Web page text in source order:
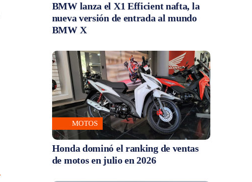
BMW lanza el X1 Efficient nafta, la
nueva versión de entrada al mundo
BMW X
MOTOS
Honda dominó el ranking de ventas
de motos en julio en 2026